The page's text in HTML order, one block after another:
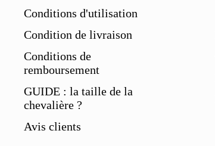
Conditions d'utilisation
Condition de livraison
Conditions de
remboursement
GUIDE : la taille de la
chevalière ?
Avis clients